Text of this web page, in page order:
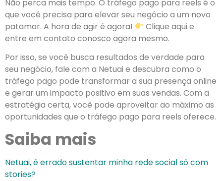
Não perca mais tempo. O tráfego pago para reels é o
que você precisa para elevar seu negócio a um novo
patamar. A hora de agir é agora!
Clique aqui e
entre em contato conosco agora mesmo.
Por isso, se você busca resultados de verdade para
seu negócio, fale com a Netuai e descubra como o
tráfego pago pode transformar a sua presença online
e gerar um impacto positivo em suas vendas. Com a
estratégia certa, você pode aproveitar ao máximo as
oportunidades que o tráfego pago para reels oferece.
Saiba mais
Netuai, é errado sustentar minha rede social só com
stories?